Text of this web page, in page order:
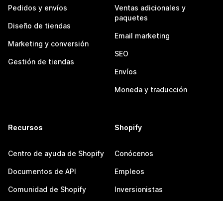
Pedidos y envíos
Diseño de tiendas
Marketing y conversión
Gestión de tiendas
Ventas adicionales y
paquetes
Email marketing
SEO
Envíos
Moneda y traducción
Recursos
Centro de ayuda de Shopify
Documentos de API
Comunidad de Shopify
Shopify
Conócenos
Empleos
Inversionistas